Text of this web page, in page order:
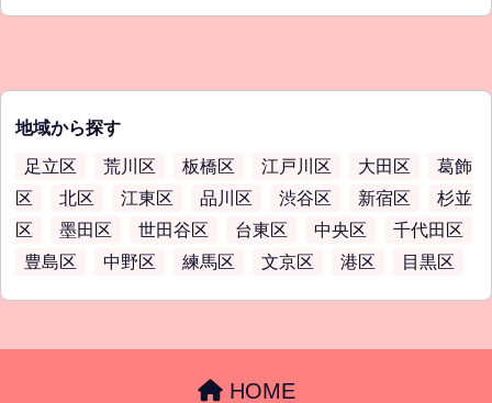
地域から探す
足立区 荒川区 板橋区 江戸川区 大田区
葛飾
区
北区 江東区 品川区 渋谷区 新宿区
杉並
区
墨田区 世田谷区 台東区 中央区
千代田区
豊島区
中野区 練馬区 文京区 港区 目黒区
HOME